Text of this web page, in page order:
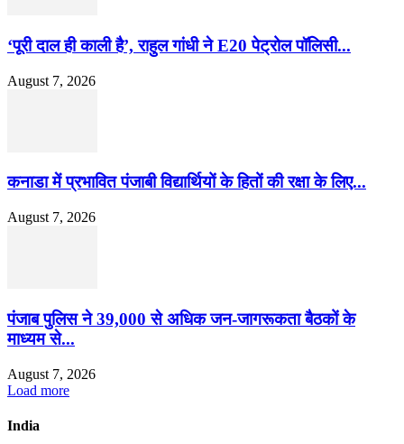
‘पूरी दाल ही काली है’, राहुल गांधी ने E20 पेट्रोल पॉलिसी...
August 7, 2026
कनाडा में प्रभावित पंजाबी विद्यार्थियों के हितों की रक्षा के लिए...
August 7, 2026
पंजाब पुलिस ने 39,000 से अधिक जन-जागरूकता बैठकों के
माध्यम से...
August 7, 2026
Load more
India